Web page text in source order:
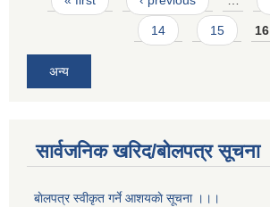
14 15 16
अन्य
सार्वजनिक खरिद/बोलपत्र सूचना
बाेलपत्र स्वीकृत गर्ने आशयकाे सूचना ।।।